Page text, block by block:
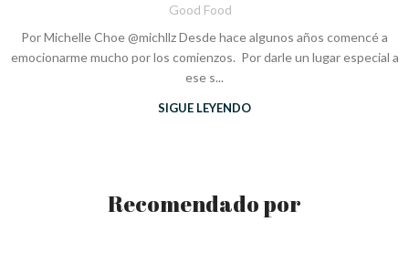
Good Food
Por Michelle Choe @michllz Desde hace algunos años comencé a
emocionarme mucho por los comienzos. Por darle un lugar especial a
ese s...
SIGUE LEYENDO
Recomendado por